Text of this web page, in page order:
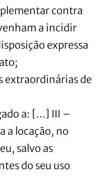
contra
a incidir
expressa
extraordinárias de
a: […] III –
a locação, no
salvo as
do seu uso